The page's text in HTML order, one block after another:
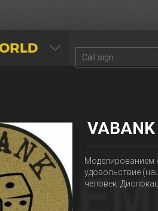
VABANK
Моделированием
удовольствие
человек.